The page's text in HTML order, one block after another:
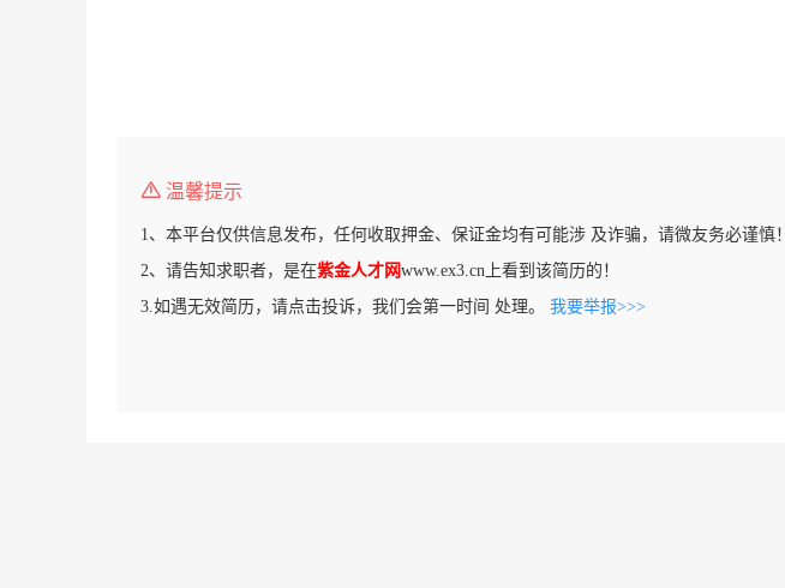
温馨提示
1、本平台仅供信息发布，任何收取押金、保证金均有可能涉 及诈骗，请微友务必谨慎！
2、请告知求职者，是在紫金人才网www.ex3.cn上看到该简历的！
3.如遇无效简历，请点击投诉，我们会第一时间 处理。 我要举报>>>